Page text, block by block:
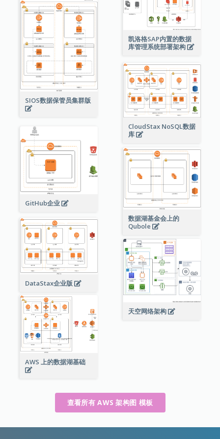
凯洛格SAP内置的数据
库管理系统部署架构
SIOS数据保管员集群版
CloudStax NoSQL数据
库
GitHub企业
数据湖基金会上的
Qubole
DataStax企业版
天空网络架构
AWS 上的数据湖基础
查看所有 AWS 架构图 模板